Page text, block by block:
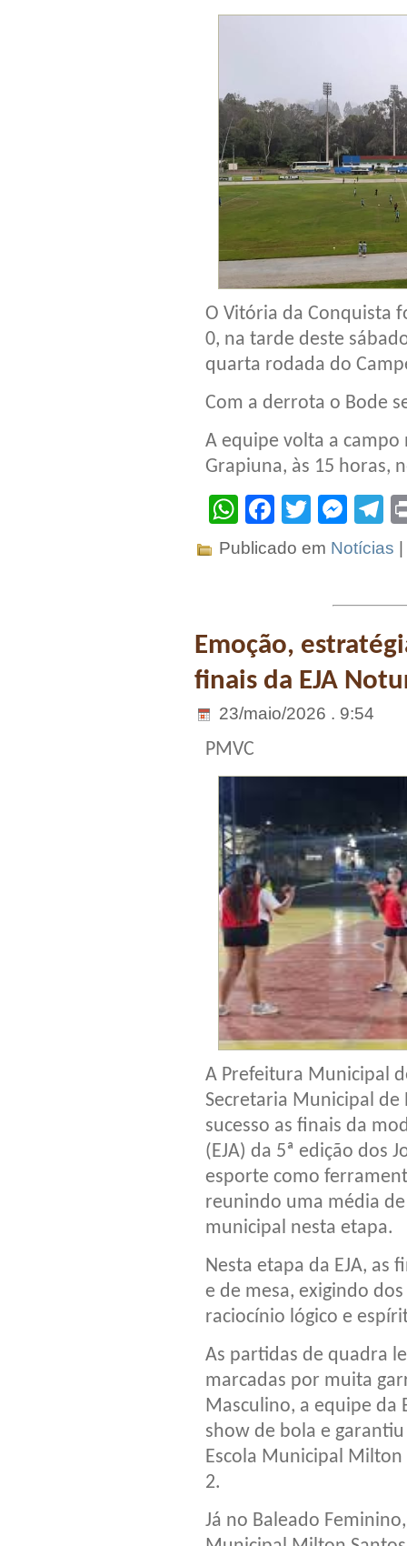
O Vitória da Conquista
0, na tarde deste
quarta rodada do
Com a derrota o Bode
A equipe volta a
Grapiuna, às 15 horas,
WhatsApp
Facebook
Twitter
Publicado em Notícias |
Emoção,
finais da EJA
23/maio/2026 . 9:54
PMVC
A Prefeitura Municipal
Secretaria Municipal de
sucesso as finais da
(EJA) da 5ª edição dos
esporte como
reunindo uma média
municipal nesta etapa.
Nesta etapa da EJA, as
e de mesa, exigindo
raciocínio lógico e
As partidas de quadra
marcadas por muita
Masculino, a equipe da
show de bola e
Escola Municipal Milton
2.
Já no Baleado